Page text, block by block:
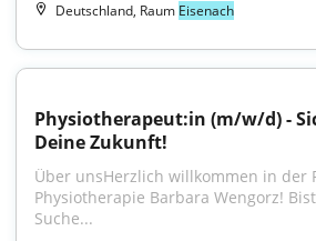
Deutschland, Raum Eisenach
Physiotherapeut:in (m/w/d) -
Deine Zukunft!
Über unsHerzlich willkommen in der
Physiotherapie Barbara Wengorz!
Suche...